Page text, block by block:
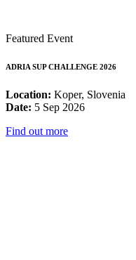
Featured Event
ADRIA SUP CHALLENGE 2026
Location: Koper, Slovenia
Date: 5 Sep 2026
Find out more